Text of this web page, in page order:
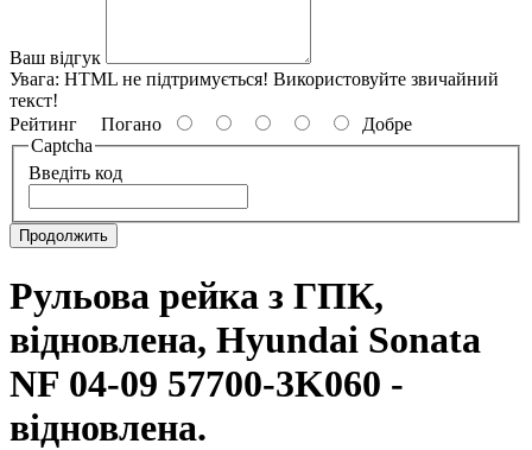
Ваш відгук
Увага: HTML не підтримується! Використовуйте звичайний
текст!
Рейтинг Погано
Добре
Captcha
Введіть код
Продолжить
Рульова рейка з ГПК,
відновлена, Hyundai Sonata
NF 04-09 57700-3K060 -
відновлена.